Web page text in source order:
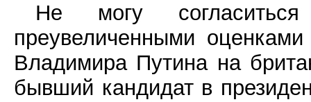
Не могу
преувеличенными
Владимира Путина на
бывший кандидат в